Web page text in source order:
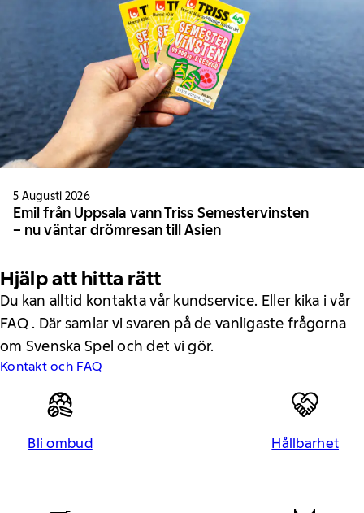
5 Augusti 2026
Emil från Uppsala vann Triss Semestervinsten
– nu väntar drömresan till Asien
Hjälp att hitta rätt
Du kan alltid kontakta vår kundservice. Eller kika i vår
FAQ . Där samlar vi svaren på de vanligaste frågorna
om Svenska Spel och det vi gör.
Kontakt och FAQ
Bli ombud Hållbarhet